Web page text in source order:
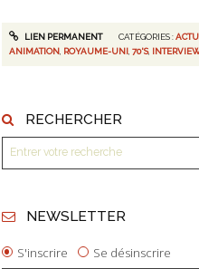
LIEN PERMANENT CATÉGORIES :
ANIMATION ROYAUME-UNI ,70'S,
RECHERCHER
NEWSLETTER
S'inscrire Se désinscrire